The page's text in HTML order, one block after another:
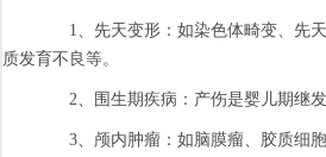
1、先天变形：如染色体畸变、先天
质发育不良等。
2、围生期疾病：产伤是婴儿期继发
3、颅内肿瘤：如脑膜瘤、胶质细胞